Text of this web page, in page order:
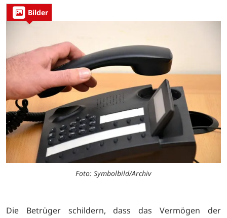
Bilder
Foto: Symbolbild/Archiv
Die Betrüger schildern, dass das Vermögen der